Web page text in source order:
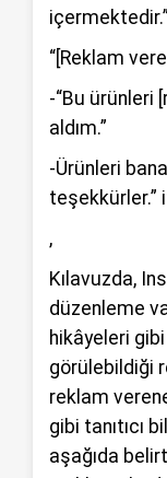
“[Reklam
-“Bu ürünleri
aldım.”
-Ürünleri
teşekkürler.”
,
Kılavuzda,
düzenleme
hikâyeleri
görülebildiği
reklam
gibi tanıtıcı
aşağıda